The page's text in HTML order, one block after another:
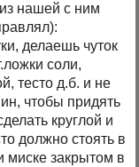
нашей с ним
делаешь чуток
соли,
тесто д.б. и не
чтобы придять
круглой и
должно стоять в
миске закрытом в